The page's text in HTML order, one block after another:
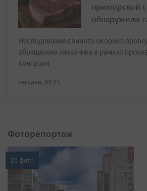
приморской
обнаружили
Исследования свиного окорока
обращению заказчика в рамках
контроля
сегодня, 03:25
Фоторепортаж
20 фото